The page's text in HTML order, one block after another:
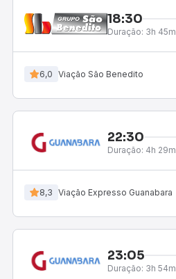
18:30
Duração: 3h 45m
6,0 Viação São Benedito
22:30
Duração: 4h 29m
8,3 Viação Expresso Guanabara
23:05
Duração: 3h 54m